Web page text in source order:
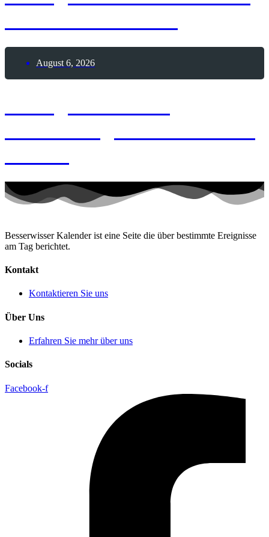
August 6, 2026
Besserwisser Kalender ist eine Seite die über bestimmte Ereignisse
am Tag berichtet.
Kontakt
Kontaktieren Sie uns
Über Uns
Erfahren Sie mehr über uns
Socials
Facebook-f